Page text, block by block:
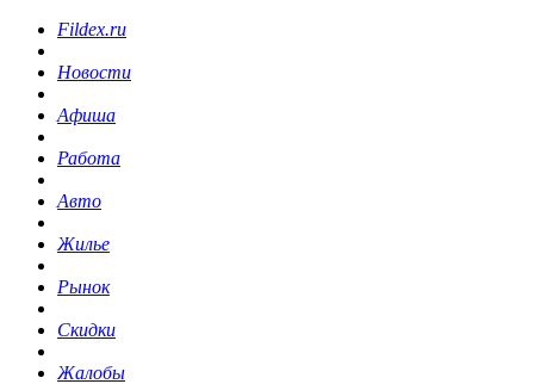
Fildex.ru
Новости
Афиша
Работа
Авто
Жилье
Рынок
Скидки
Жалобы